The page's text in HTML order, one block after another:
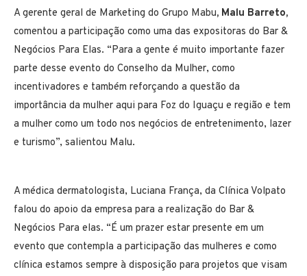
A gerente geral de Marketing do Grupo Mabu, Malu Barreto,
comentou a participação como uma das expositoras do Bar &
Negócios Para Elas. “Para a gente é muito importante fazer
parte desse evento do Conselho da Mulher, como
incentivadores e também reforçando a questão da
importância da mulher aqui para Foz do Iguaçu e região e tem
a mulher como um todo nos negócios de entretenimento, lazer
e turismo”, salientou Malu.
A médica dermatologista, Luciana França, da Clínica Volpato
falou do apoio da empresa para a realização do Bar &
Negócios Para elas. “É um prazer estar presente em um
evento que contempla a participação das mulheres e como
clínica estamos sempre à disposição para projetos que visam